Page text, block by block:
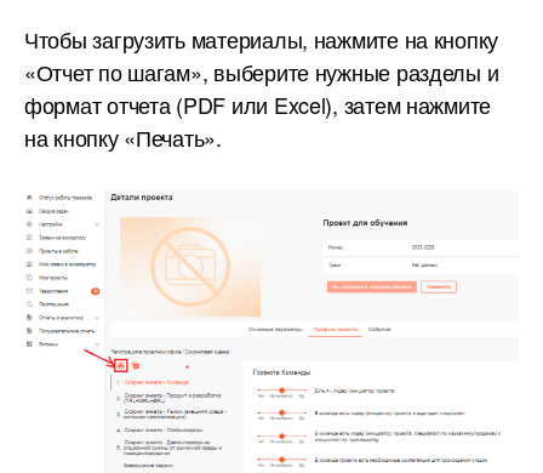
Чтобы загрузить материалы, нажмите на кнопку
«Отчет по шагам», выберите нужные разделы и
формат отчета (PDF или Excel), затем нажмите
на кнопку «Печать».